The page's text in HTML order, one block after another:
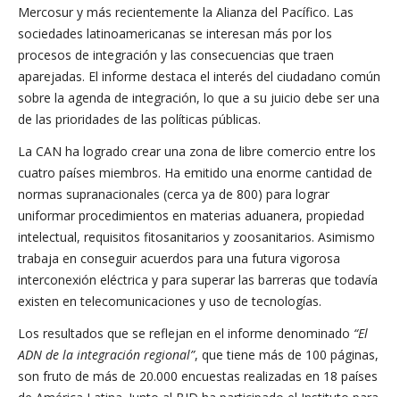
Mercosur y más recientemente la Alianza del Pacífico. Las
sociedades latinoamericanas se interesan más por los
procesos de integración y las consecuencias que traen
aparejadas. El informe destaca el interés del ciudadano común
sobre la agenda de integración, lo que a su juicio debe ser una
de las prioridades de las políticas públicas.
La CAN ha logrado crear una zona de libre comercio entre los
cuatro países miembros. Ha emitido una enorme cantidad de
normas supranacionales (cerca ya de 800) para lograr
uniformar procedimientos en materias aduanera, propiedad
intelectual, requisitos fitosanitarios y zoosanitarios. Asimismo
trabaja en conseguir acuerdos para una futura vigorosa
interconexión eléctrica y para superar las barreras que todavía
existen en telecomunicaciones y uso de tecnologías.
Los resultados que se reflejan en el informe denominado “El
ADN de la integración regional”, que tiene más de 100 páginas,
son fruto de más de 20.000 encuestas realizadas en 18 países